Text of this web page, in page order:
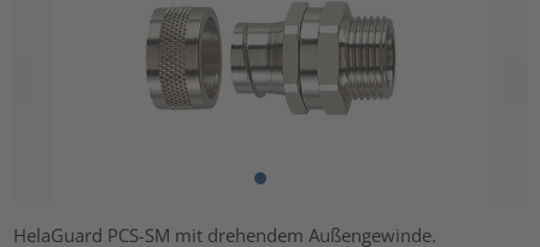
HelaGuard PCS-SM mit drehendem Außengewinde.